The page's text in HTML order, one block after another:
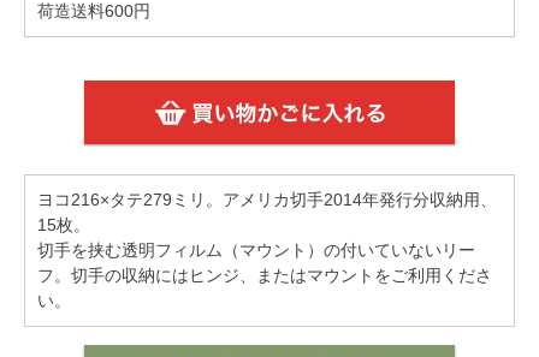
荷造送料600円
ヨコ216×タテ279ミリ。アメリカ切手2014年発行分収納用、
15枚。
切手を挟む透明フィルム（マウント）の付いていないリー
フ。切手の収納にはヒンジ、またはマウントをご利用くださ
い。